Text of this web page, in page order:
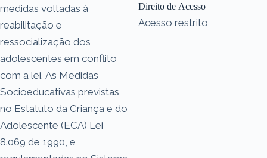
medidas voltadas à
reabilitação e
ressocialização dos
adolescentes em conflito
com a lei. As Medidas
Socioeducativas previstas
no Estatuto da Criança e do
Adolescente (ECA) Lei
8.069 de 1990, e
Direito de Acesso
Acesso restrito